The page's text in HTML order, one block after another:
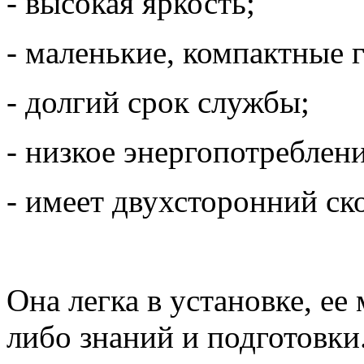
- маленькие, компактные
- долгий срок службы;
- низкое
- имеет двухсторонний
Она легка в установке,
либо знаний и